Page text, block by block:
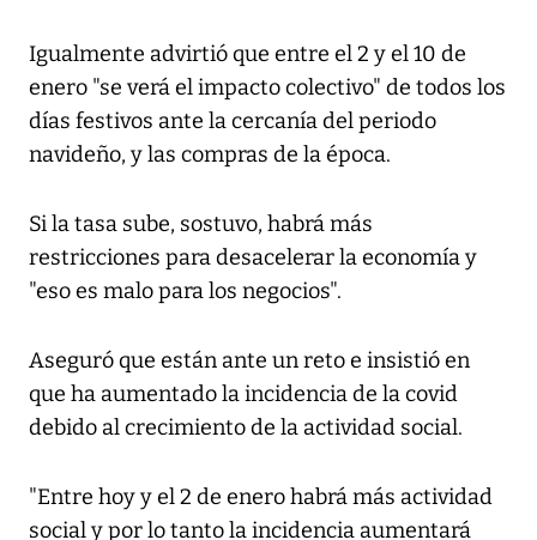
Igualmente advirtió que entre el 2 y el 10 de
enero "se verá el impacto colectivo" de todos los
días festivos ante la cercanía del periodo
navideño, y las compras de la época.
Si la tasa sube, sostuvo, habrá más
restricciones para desacelerar la economía y
"eso es malo para los negocios".
Aseguró que están ante un reto e insistió en
que ha aumentado la incidencia de la covid
debido al crecimiento de la actividad social.
"Entre hoy y el 2 de enero habrá más actividad
social y por lo tanto la incidencia aumentará